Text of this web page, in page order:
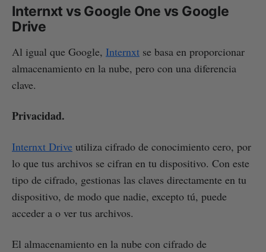
Internxt vs Google One vs Google
Drive
Al igual que Google, Internxt se basa en proporcionar
almacenamiento en la nube, pero con una diferencia
clave.
Privacidad.
Internxt Drive utiliza cifrado de conocimiento cero, por
lo que tus archivos se cifran en tu dispositivo. Con este
tipo de cifrado, gestionas las claves directamente en tu
dispositivo, de modo que nadie, excepto tú, puede
acceder a o ver tus archivos.
El almacenamiento en la nube con cifrado de